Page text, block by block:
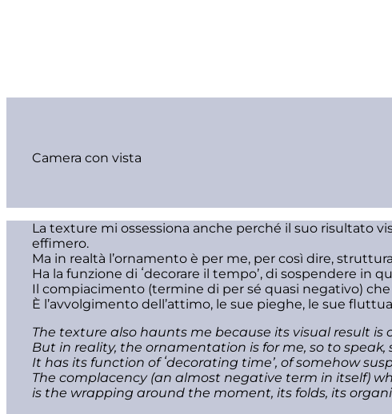
Camera con vista
La texture mi ossessiona anche perché il suo risultato
effimero.
Ma in realtà l’ornamento è per me, per così dire,
Ha la funzione di ʻdecorare il tempoʼ, di sospendere in
Il compiacimento (termine di per sé quasi negativo)
È l’avvolgimento dell’attimo, le sue pieghe, le sue
The texture also haunts me because its visual result
But in reality, the ornamentation is for me, so to speak,
It has its function of ʻdecorating timeʼ, of somehow
The complacency (an almost negative term in itself)
is the wrapping around the moment, its folds, its